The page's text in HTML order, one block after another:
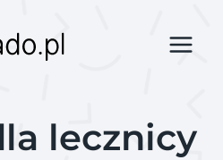
lecznicy